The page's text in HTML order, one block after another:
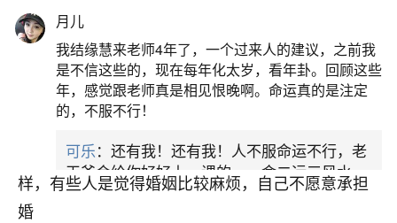
一个女生只想谈恋爱不想结婚，可能是向往爱
情，但不愿意承受婚姻的责任、压力、义务，希望
自己有爱情的滋润，又不想要承担婚姻带来的各种
问题。这类人被人叫做“不婚族”，她们喜欢自由自在
的单身生活，有对象但不愿意踏入婚姻生活。只谈
恋爱不结婚的人心理是怎样，其实每个人都不一
样，有些人是觉得婚姻比较麻烦，自己不愿意承担
婚
月儿
我结缘慧来老师4年了，一个过来人的建议，之前我
是不信这些的，现在每年化太岁，看年卦。回顾这些
年，感觉跟老师真是相见恨晚啊。命运真的是注定
的，不服不行！
可乐：还有我！还有我！人不服命运不行，老
天爷会给你好好上一课的。一命二运三风水，
哪样不服都不行！